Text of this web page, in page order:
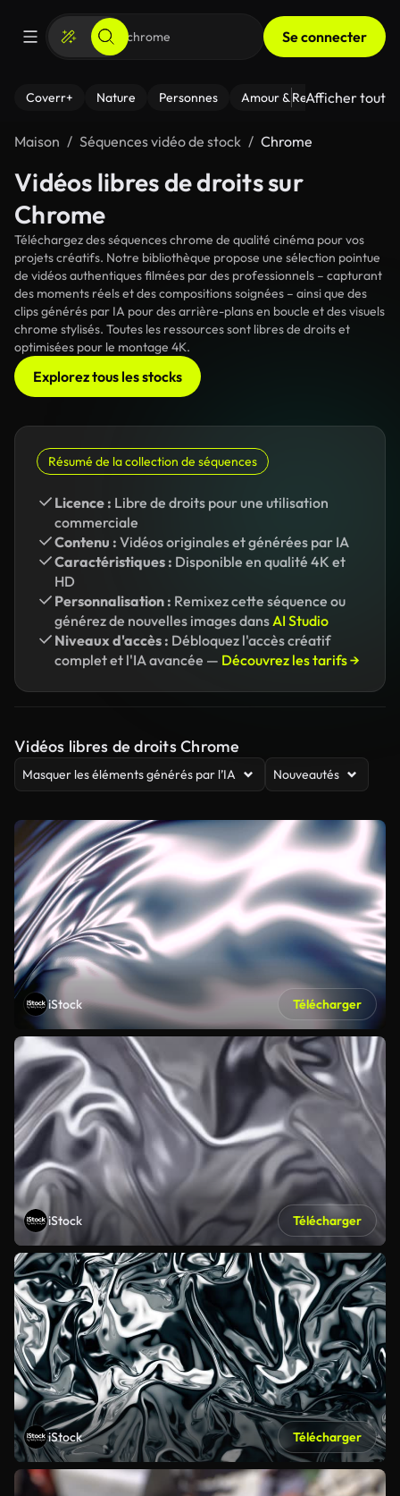
Se connecter
Coverr+ Nature Personnes Amour & Relations Le
Afficher tout
Maison Séquences vidéo de stock Chrome
Vidéos libres de droits sur
Chrome
Téléchargez des séquences chrome de qualité cinéma pour vos
projets créatifs. Notre bibliothèque propose une sélection pointue
de vidéos authentiques filmées par des professionnels – capturant
des moments réels et des compositions soignées – ainsi que des
clips générés par IA pour des arrière-plans en boucle et des visuels
chrome stylisés. Toutes les ressources sont libres de droits et
optimisées pour le montage 4K.
Explorez tous les stocks
Résumé de la collection de séquences
Licence : Libre de droits pour une utilisation
commerciale
Contenu : Vidéos originales et générées par IA
Caractéristiques : Disponible en qualité 4K et
HD
Personnalisation : Remixez cette séquence ou
générez de nouvelles images dansAI Studio
Niveaux d'accès : Débloquez l'accès créatif
complet et l'IA avancée — Découvrez les tarifs →
Vidéos libres de droits Chrome
Masquer les éléments générés par l’IA Nouveautés
iStock Télécharger
iStock Télécharger
iStock Télécharger